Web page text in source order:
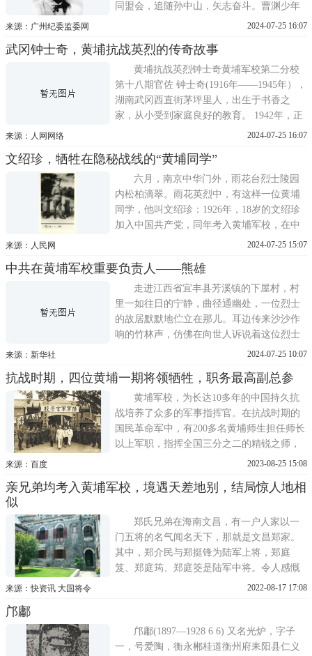
同盟会，追随孙中山，矢志奋斗。曹渊少年
时在哥哥身边读书，深受哥哥革命思想的教
一所工读学校半工半读，平日十分勤奋，积
极参加劳动。有人问：你不觉得辛苦吗?他回
答说：举世图快乐，谁
来源：广州纪委监委网 2024-07-25 16:07
武冈钟士奇，黄埔抗战英烈的传奇故事
黄埔抗战英烈钟士奇黄埔军校第二分校
第十八期官佐 钟士奇(1916年——1945年），
湖南武冈西直街茅坪里人，出生于书香之
家，从小受到家庭良好的教育。 1942年，正
值抗日烽火遍地燃起之际，在家乡任教员的
毅然投笔从戎，考入黄埔军校第二分校。以
各项优秀的考核成绩，毕业后留任军校十八
期第七总队政训处官
来源：人网网络 2024-07-25 16:07
文绍珍，牺牲在隐秘战线的“黄埔同学”
六月，南京中华门外，雨花台烈士陵园
内松柏滴翠。雨花英烈中，有这样一位黄埔
同学，他叫文绍珍：1926年，18岁的文绍珍
加入中国共产党，同年考入黄埔军校，在中
共广东区委军委的委派下参加了轰轰烈烈的
烈牺牲，年方廿三，正是当代大学生毕业的
年纪。习近平总书记指出，黄埔军校是第一
次国共合作的产
来源：人民网 2024-07-25 15:07
中共在黄埔军校重要负责人——熊雄
走进江西省宜丰县芳溪镇的下屋村，村
里一如往日的宁静，曲径通幽处，一位烈士
的故居默默地伫立在那儿。耳边传来沙沙作
响的竹林声，仿佛在向世人诉说着这位烈士
的历历往事。他，就是中国共产党在黄埔军
江西宜丰人。儿时，他在家乡下屋村接受传
统文化教育，培育了身心一体、家国同构的
儒家爱国主义思想。1907
来源：新华社 2024-07-25 10:07
抗战时期，四位黄埔一期将领牺牲，职务最高副总参
黄埔军校，为长达10多年的中国持久抗
战培养了众多的军事指挥官。在抗战时期的
国民革命军中，有200多名黄埔师生担任师长
以上军职，指挥全国三分之二的精锐之师，
在全国各战场上抗击日本侵略者。轰轰烈烈
人物，他们活跃在抗战最前沿，牺牲也最
抗战英烈和高级将领多达2
来源：百度 2023-08-25 15:08
亲兄弟均考入黄埔军校，境遇天差地别，结局惊人地相
似
郑氏兄弟在海南文昌，有一户人家以一
门五将的名气闻名天下，那就是文昌郑家。
其中，郑介民与郑挺锋为陆军上将，郑庭
笈、郑庭筠、郑庭筊是陆军中将。令人感慨
的是，郑介民与郑挺锋作为亲兄弟同时考入
郑氏兄弟的结局会以悲剧收尾?这一切的开端
还要从二人考
来源：快资讯 大国将令 2022-08-17 17:08
邝鄘
邝鄘(1897—1928 6 6) 又名光炉，字子
一，号爱陶，衡永郴桂道衡州府耒阳县仁义